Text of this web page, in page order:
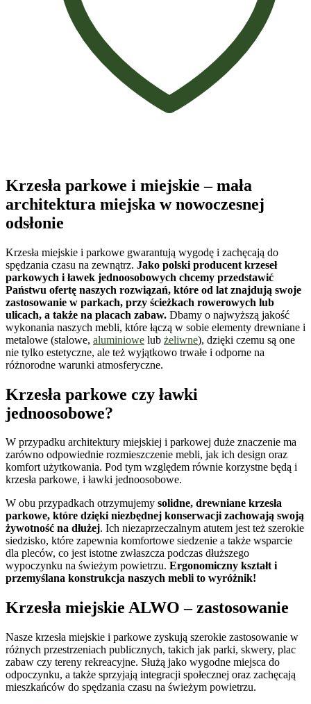
Krzesła parkowe i miejskie – mała
architektura miejska w nowoczesnej
odsłonie
Krzesła miejskie i parkowe gwarantują wygodę i zachęcają do
spędzania czasu na zewnątrz. Jako polski producent krzeseł
parkowych i ławek jednoosobowych chcemy przedstawić
Państwu ofertę naszych rozwiązań, które od lat znajdują swoje
zastosowanie w parkach, przy ścieżkach rowerowych lub
ulicach, a także na placach zabaw. Dbamy o najwyższą jakość
wykonania naszych mebli, które łączą w sobie elementy drewniane i
metalowe (stalowe, aluminiowe lub żeliwne), dzięki czemu są one
nie tylko estetyczne, ale też wyjątkowo trwałe i odporne na
różnorodne warunki atmosferyczne.
Krzesła parkowe czy ławki
jednoosobowe?
W przypadku architektury miejskiej i parkowej duże znaczenie ma
zarówno odpowiednie rozmieszczenie mebli, jak ich design oraz
komfort użytkowania. Pod tym względem równie korzystne będą i
krzesła parkowe, i ławki jednoosobowe.
W obu przypadkach otrzymujemy solidne, drewniane krzesła
parkowe, które dzięki niezbędnej konserwacji zachowają swoją
żywotność na dłużej. Ich niezaprzeczalnym atutem jest też szerokie
siedzisko, które zapewnia komfortowe siedzenie a także wsparcie
dla pleców, co jest istotne zwłaszcza podczas dłuższego
wypoczynku na świeżym powietrzu. Ergonomiczny kształt i
przemyślana konstrukcja naszych mebli to wyróżnik!
Krzesła miejskie ALWO – zastosowanie
Nasze krzesła miejskie i parkowe zyskują szerokie zastosowanie w
różnych przestrzeniach publicznych, takich jak parki, skwery, plac
zabaw czy tereny rekreacyjne. Służą jako wygodne miejsca do
odpoczynku, a także sprzyjają integracji społecznej oraz zachęcają
mieszkańców do spędzania czasu na świeżym powietrzu.